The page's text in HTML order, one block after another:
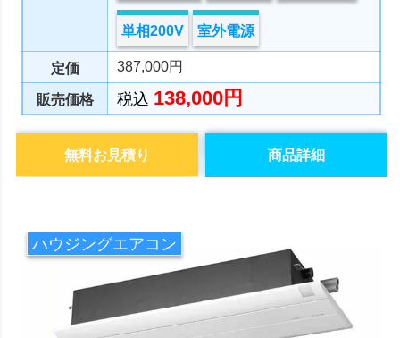
単相200V 室外電源
定価 387,000円
販売価格 税込 138,000円
商品詳細
無料お見積り
ハウジングエアコン